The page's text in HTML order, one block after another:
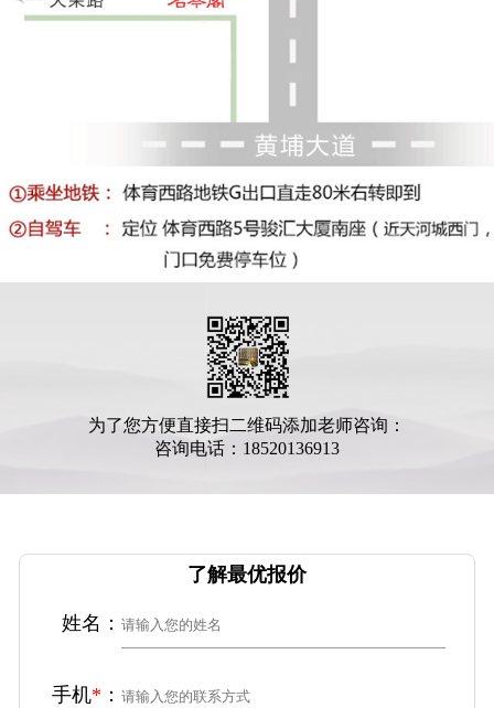
为了您方便直接扫二维码添加老师咨询：
咨询电话：18520136913
了解最优报价
姓名：
手机* ：